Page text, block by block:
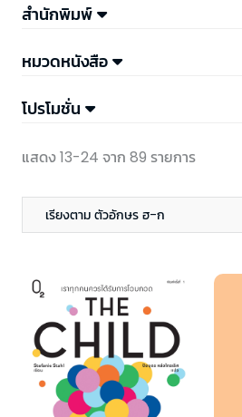
สำนักพิมพ์
หมวดหนังสือ
โปรโมชั่น
แสดง 13-24 จาก 89 รายการ
เรียงตาม ตัวอักษร ฮ-ก